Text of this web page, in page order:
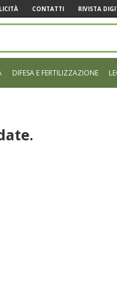
CONTATTI RIVISTA
DIFESA E FERTILIZZAZIONE